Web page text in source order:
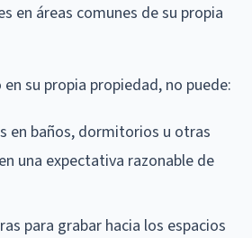
en áreas comunes de su propia
su propia propiedad, no puede:
en baños, dormitorios u otras
una expectativa razonable de
para grabar hacia los espacios